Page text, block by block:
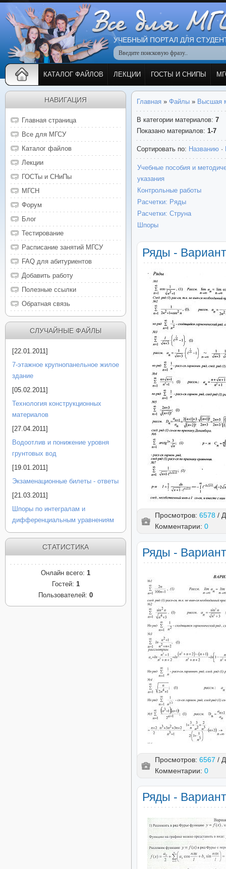
УЧЕБНЫЙ ПОРТАЛ ДЛЯ
КАТАЛОГ ФАЙЛОВ ЛЕКЦИИ ГОСТЫ И СНИПЫ
Главная » Файлы » Высшая
В категории материалов: 7
Показано материалов: 1-7
Сортировать по: Названию ·
Учебные пособия и
указания
Контрольные работы
Расчетки: Ряды
Расчетки: Струна
Шпоры
Ряды -
Просмотров: 6578 /
Комментарии: 0
Ряды -
Просмотров: 6567 /
Комментарии: 0
Ряды -
НАВИГАЦИЯ
Главная страница
Все для МГСУ
Каталог файлов
Лекции
ГОСТы и СНиПы
МГСН
Форум
Блог
Тестирование
Расписание занятий МГСУ
FAQ для абитуриентов
Добавить работу
Полезные ссылки
Обратная связь
СЛУЧАЙНЫЕ ФАЙЛЫ
[22.01.2011]
7-этажное крупнопанельное жилое
здание
[05.02.2011]
Технология конструкционных
материалов
[27.04.2011]
Водоотлив и понижение уровня
грунтовых вод
[19.01.2011]
Экзаменационные билеты - ответы
[21.03.2011]
Шпоры по интегралам и
дифференциальным уравнениям
СТАТИСТИКА
Онлайн всего: 1
Гостей: 1
Пользователей: 0